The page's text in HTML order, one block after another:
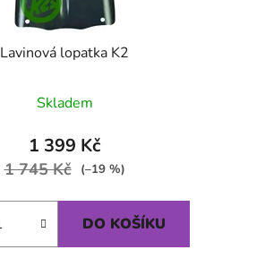
Lavinová lopatka K2
Skladem
1 399 Kč
1 745 Kč (–19 %)
DO KOŠÍKU